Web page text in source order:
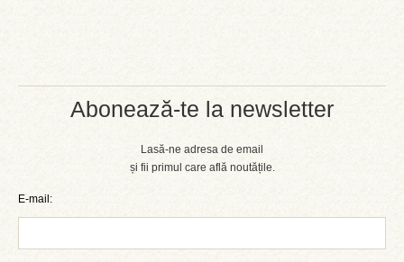
Abonează-te la newsletter
Lasă-ne adresa de email
și fii primul care află noutățile.
E-mail: